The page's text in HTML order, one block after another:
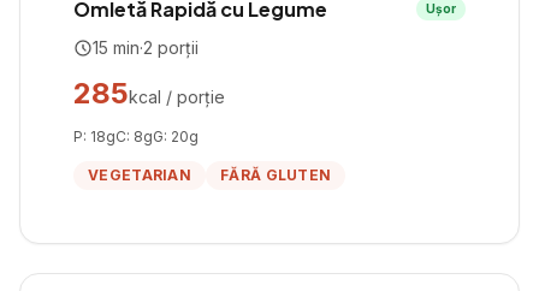
Omletă Rapidă cu Legume Ușor
15 min·2 porții
285kcal / porție
P: 18gC: 8gG: 20g
VEGETARIAN FĂRĂ GLUTEN